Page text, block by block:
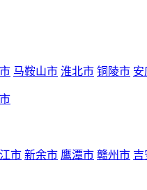
马鞍山市 淮北市 铜陵市 安
市 新余市 鹰潭市 赣州市 吉